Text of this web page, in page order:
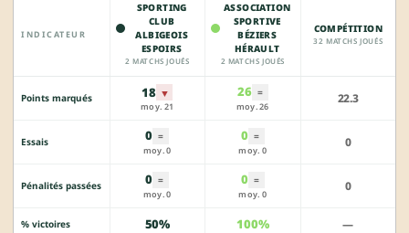
INDICATEUR
SPORTING
CLUB
ALBIGEOIS
ESPOIRS
2 MATCHS JOUÉS
ASSOCIATION
SPORTIVE
BÉZIERS
HÉRAULT
2 MATCHS JOUÉS
COMPÉTITION
32 MATCHS JOUÉS
Points marqués 18 ▼
moy. 21
26 =
moy. 26
22.3
Essais 0 =
moy. 0
0 =
moy. 0
0
Pénalités passées 0 =
moy. 0
0 =
moy. 0
0
% victoires 50% 100% —